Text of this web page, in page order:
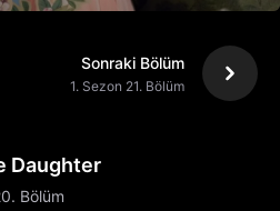
Sonraki Bölüm
1. Sezon 21. Bölüm
Daughter
Bölüm